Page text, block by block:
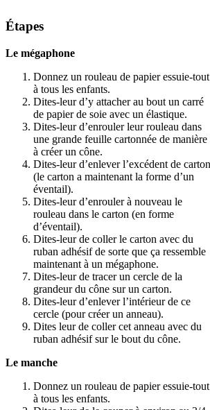
Étapes
Le mégaphone
Donnez un rouleau de papier essuie-tout
à tous les enfants.
Dites-leur d’y attacher au bout un carré
de papier de soie avec un élastique.
Dites-leur d’enrouler leur rouleau dans
une grande feuille cartonnée de manière
à créer un cône.
Dites-leur d’enlever l’excédent de carton
(le carton a maintenant la forme d’un
éventail).
Dites-leur d’enrouler à nouveau le
rouleau dans le carton (en forme
d’éventail).
Dites-leur de coller le carton avec du
ruban adhésif de sorte que ça ressemble
maintenant à un mégaphone.
Dites-leur de tracer un cercle de la
grandeur du cône sur un carton.
Dites-leur d’enlever l’intérieur de ce
cercle (pour créer un anneau).
Dites leur de coller cet anneau avec du
ruban adhésif sur le bout du cône.
Le manche
Donnez un rouleau de papier essuie-tout
à tous les enfants.